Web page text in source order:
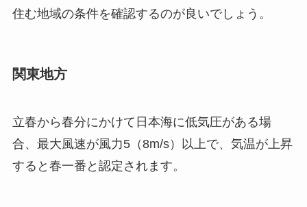
住む地域の条件を確認するのが良いでしょう。
関東地方
立春から春分にかけて日本海に低気圧がある場
合、最大風速が風力5（8m/s）以上で、気温が上昇
すると春一番と認定されます。